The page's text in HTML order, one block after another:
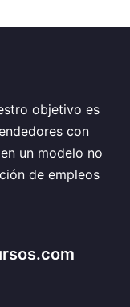
objetivo es
con
un modelo no
de empleos